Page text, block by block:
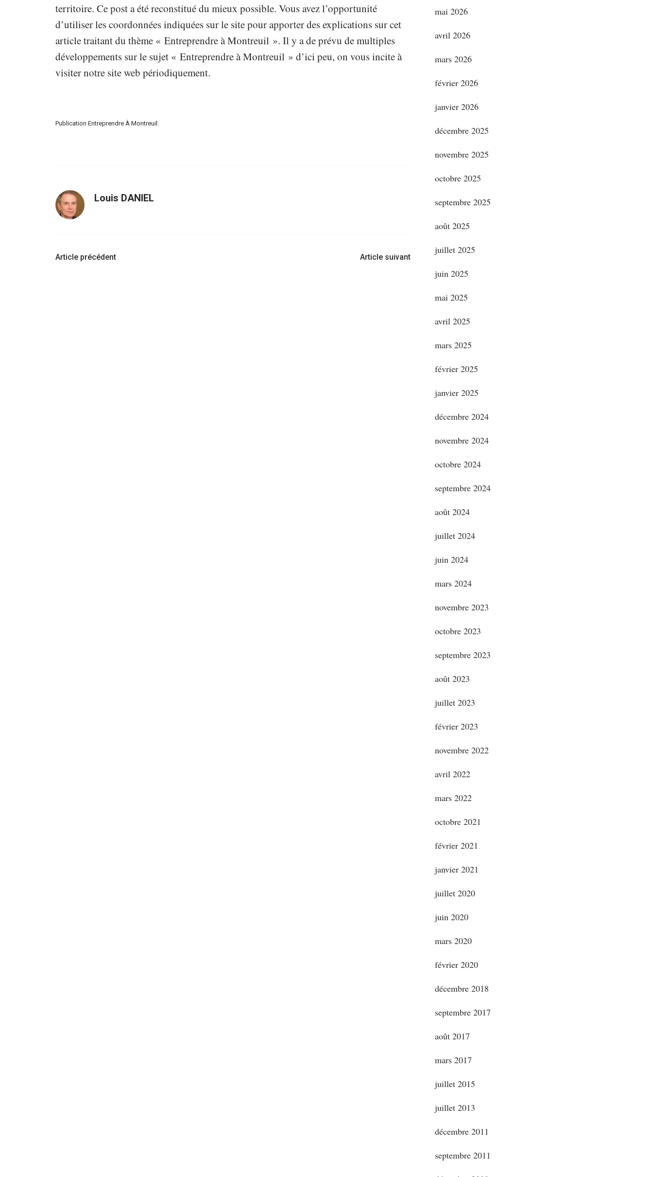
territoire. Ce post a été reconstitué du mieux possible. Vous avez l’opportunité
d’utiliser les coordonnées indiquées sur le site pour apporter des explications sur cet
article traitant du thème « Entreprendre à Montreuil ». Il y a de prévu de multiples
développements sur le sujet « Entreprendre à Montreuil » d’ici peu, on vous incite à
visiter notre site web périodiquement.
Publication Entreprendre À Montreuil:
Louis DANIEL
Navigation
Article précédent Article suivant
mai 2026
avril 2026
mars 2026
février 2026
janvier 2026
décembre 2025
novembre 2025
octobre 2025
septembre 2025
août 2025
juillet 2025
juin 2025
mai 2025
avril 2025
mars 2025
février 2025
janvier 2025
décembre 2024
novembre 2024
octobre 2024
septembre 2024
août 2024
juillet 2024
juin 2024
mars 2024
novembre 2023
octobre 2023
septembre 2023
août 2023
juillet 2023
février 2023
novembre 2022
avril 2022
mars 2022
octobre 2021
février 2021
janvier 2021
juillet 2020
juin 2020
mars 2020
février 2020
décembre 2018
septembre 2017
août 2017
mars 2017
juillet 2015
juillet 2013
décembre 2011
septembre 2011